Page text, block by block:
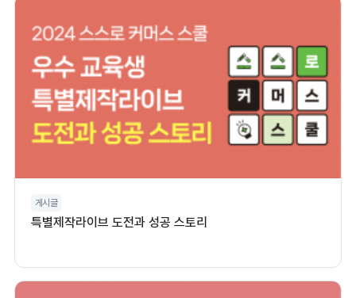
게시글
특별제작라이브 도전과 성공 스토리